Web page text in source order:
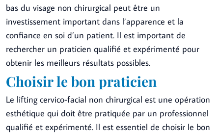
bas du visage non chirurgical peut être un
investissement important dans l’apparence et la
confiance en soi d’un patient. Il est important de
rechercher un praticien qualifié et expérimenté pour
obtenir les meilleurs résultats possibles.
Choisir le bon praticien
Le lifting cervico-facial non chirurgical est une opération
esthétique qui doit être pratiquée par un professionnel
qualifié et expérimenté. Il est essentiel de choisir le bon